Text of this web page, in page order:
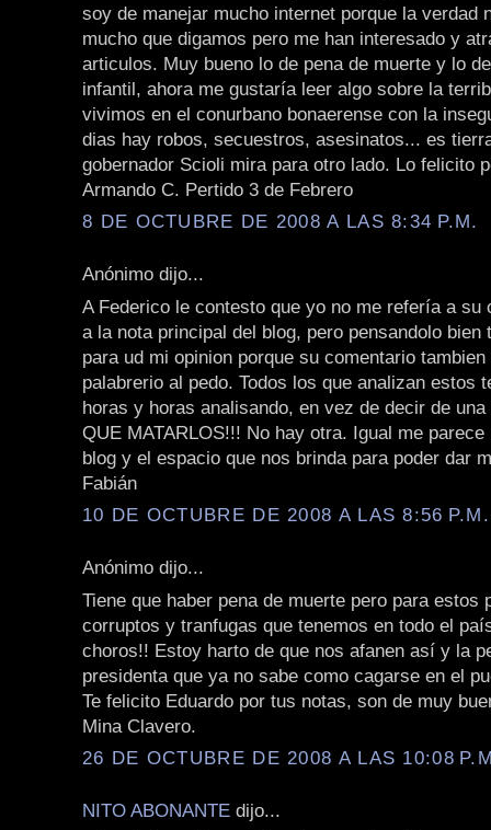
soy de manejar mucho internet porque la verdad
mucho que digamos pero me han interesado y
articulos. Muy bueno lo de pena de muerte y lo
infantil, ahora me gustaría leer algo sobre la
vivimos en el conurbano bonaerense con la
dias hay robos, secuestros, asesinatos... es
gobernador Scioli mira para otro lado. Lo felicito
Armando C. Pertido 3 de Febrero
8 DE OCTUBRE DE 2008 A LAS 8:34 P.M.
Anónimo dijo...
A Federico le contesto que yo no me refería a su
a la nota principal del blog, pero pensandolo bien
para ud mi opinion porque su comentario
palabrerio al pedo. Todos los que analizan estos
horas y horas analisando, en vez de decir de
QUE MATARLOS!!! No hay otra. Igual me parece
blog y el espacio que nos brinda para poder dar
Fabián
10 DE OCTUBRE DE 2008 A LAS 8:56 P.M.
Anónimo dijo...
Tiene que haber pena de muerte pero para estos
corruptos y tranfugas que tenemos en todo el
choros!! Estoy harto de que nos afanen así y la
presidenta que ya no sabe como cagarse en el
Te felicito Eduardo por tus notas, son de muy
Mina Clavero.
26 DE OCTUBRE DE 2008 A LAS 10:08
NITO ABONANTE dijo...